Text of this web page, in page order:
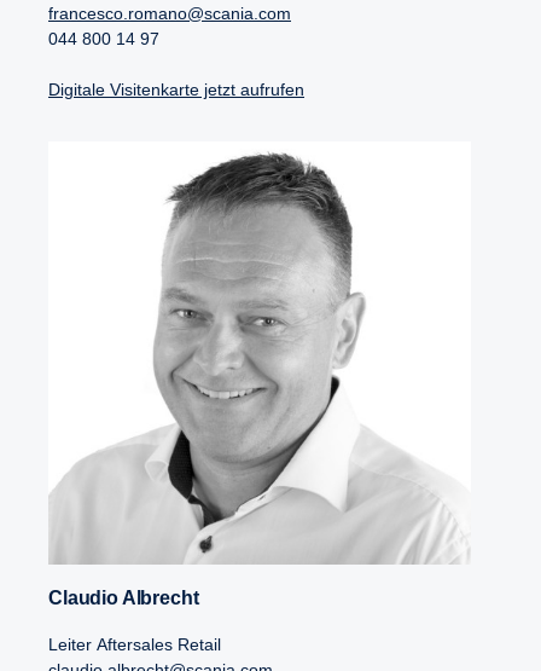
francesco.romano@scania.com
044 800 14 97
Digitale Visitenkarte jetzt aufrufen
Claudio Albrecht
Leiter Aftersales Retail